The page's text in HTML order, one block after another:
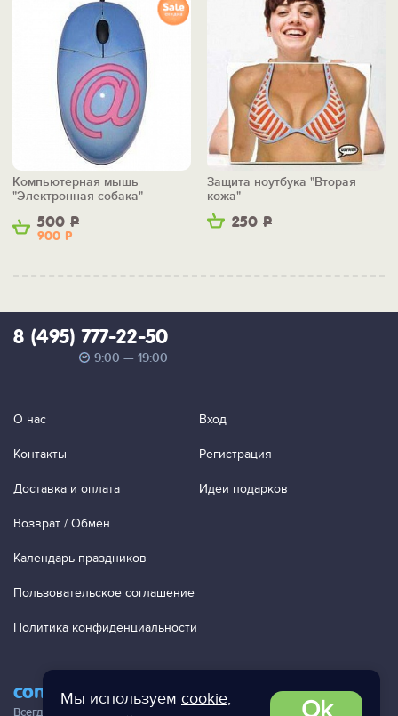
Мы используем cookie,
500 Р
900Р
Компьютерная мышь
"Электронная собака"
250 Р
Защита ноутбука "Вторая
кожа"
contact@ac-studio.ru
Всегда отвечаем на ваши письма!
8 (495) 777-22-50
9:00 — 19:00
О нас
Контакты
Доставка и оплата
Возврат / Обмен
Календарь праздников
Пользовательское соглашение
Политика конфиденциальности
Вход
Регистрация
Идеи подарков